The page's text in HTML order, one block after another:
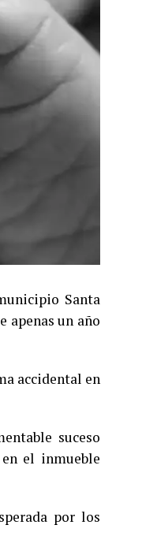
Santa
apenas un año
accidental en
suceso
el inmueble
por los